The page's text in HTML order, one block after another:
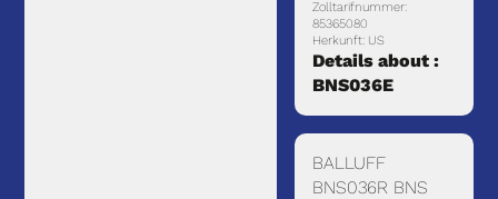
Zolltarifnummer:
85365080
Herkunft: US
Details about :
BNS036E
BALLUFF
BNS036R BNS